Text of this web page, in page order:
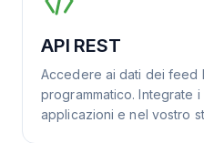
API REST
Accedere ai dati dei feed
programmatico. Integrate
applicazioni e nel vostro